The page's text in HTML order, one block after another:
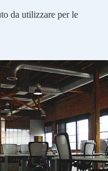
da utilizzare per le